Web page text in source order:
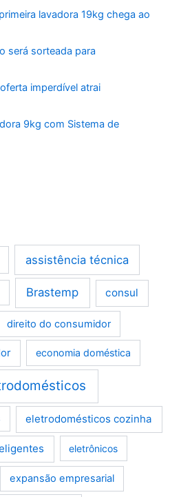
lavadora 19kg chega ao
será sorteada para
imperdível atrai
9kg com Sistema de
assistência técnica
Brastemp consul
direito do consumidor
economia doméstica
eletrodomésticos cozinha
eletrônicos
expansão empresarial